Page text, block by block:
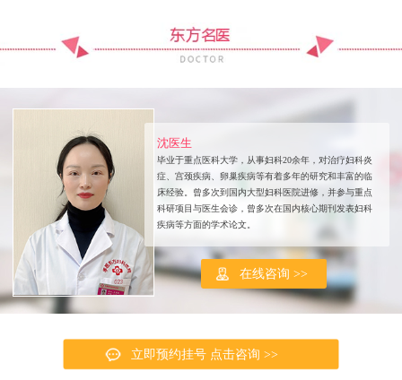
沈医生
毕业于重点医科大学，从事妇科20余年，对治疗妇科炎
症、宫颈疾病、卵巢疾病等有着多年的研究和丰富的临
床经验。曾多次到国内大型妇科医院进修，并参与重点
科研项目与医生会诊，曾多次在国内核心期刊发表妇科
疾病等方面的学术论文。
在线咨询 >>
立即预约挂号 点击咨询 >>